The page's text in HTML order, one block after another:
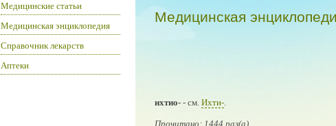
Медицинская
ихтио- - см. Ихти-.
Прочитано: 1444 раз(а)
Медицинские статьи
Медицинская энциклопедия
Справочник лекарств
Аптеки